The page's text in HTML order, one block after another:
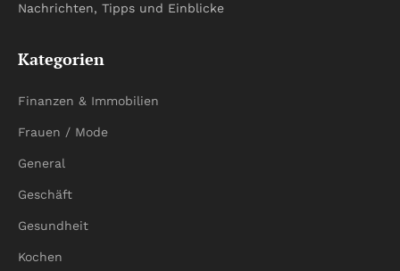
Nachrichten, Tipps und Einblicke
Kategorien
Finanzen & Immobilien
Frauen / Mode
General
Geschäft
Gesundheit
Kochen